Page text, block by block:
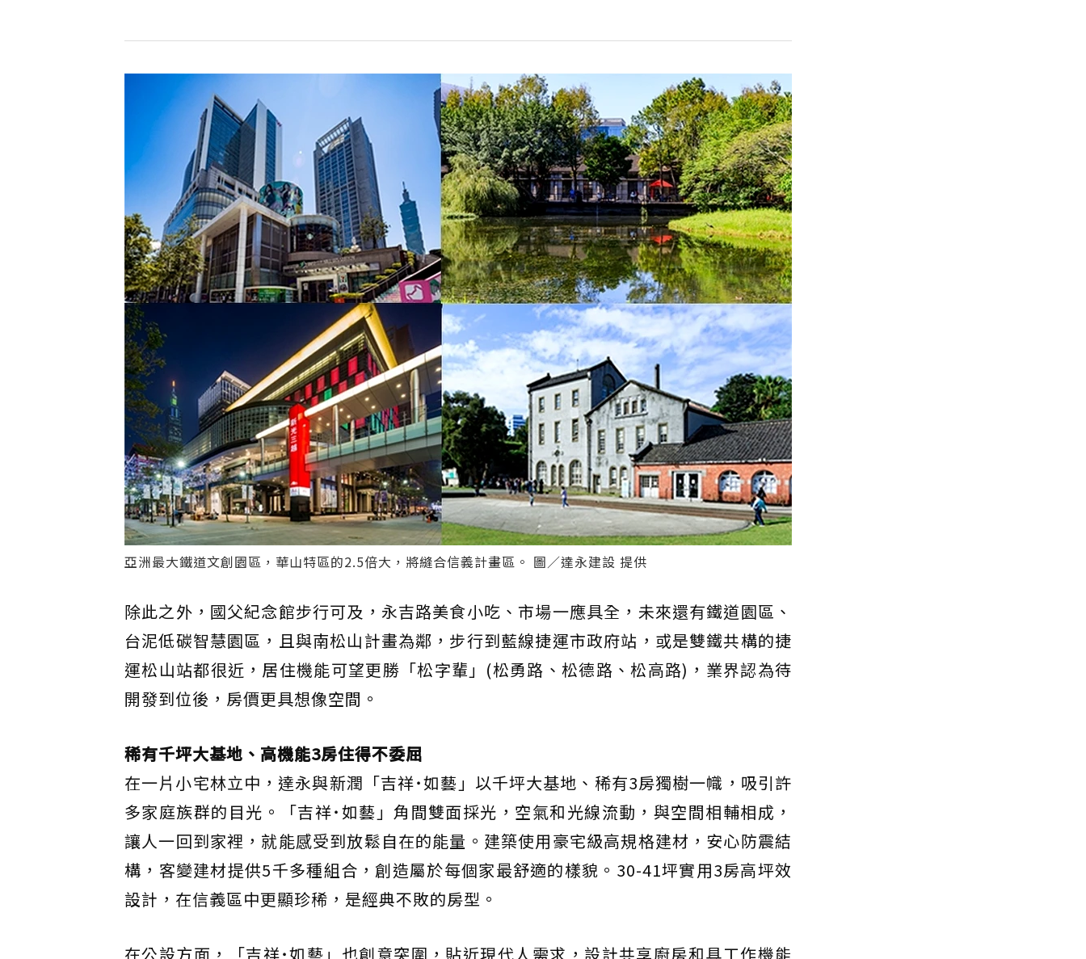
亞洲最大鐵道文創園區，華山特區的2.5倍大，將縫合信義計畫區。 圖／達永建設 提供
除此之外，國父紀念館步行可及，永吉路美食小吃、市場一應具全，未來還有鐵道園區、
台泥低碳智慧園區，且與南松山計畫為鄰，步行到藍線捷運市政府站，或是雙鐵共構的捷
運松山站都很近，居住機能可望更勝「松字輩」(松勇路、松德路、松高路)，業界認為待
開發到位後，房價更具想像空間。
稀有千坪大基地、高機能3房住得不委屈
在一片小宅林立中，達永與新潤「吉祥˙如藝」以千坪大基地、稀有3房獨樹一幟，吸引許
多家庭族群的目光。「吉祥˙如藝」角間雙面採光，空氣和光線流動，與空間相輔相成，
讓人一回到家裡，就能感受到放鬆自在的能量。建築使用豪宅級高規格建材，安心防震結
構，客變建材提供5千多種組合，創造屬於每個家最舒適的樣貌。30-41坪實用3房高坪效
設計，在信義區中更顯珍稀，是經典不敗的房型。
在公設方面，「吉祥˙如藝」也創意突圍，貼近現代人需求，設計共享廚房和具工作機能